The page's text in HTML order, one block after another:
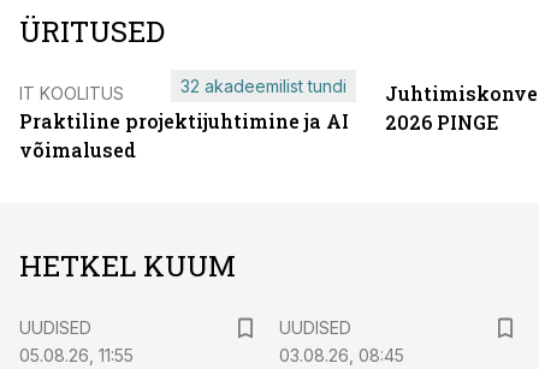
ÜRITUSED
IT KOOLITUS
Praktiline projektijuhtimine ja AI
võimalused
32 akadeemilist tundi
2026 PINGE
HETKEL KUUM
UUDISED
05.08.26, 11:55
UUDISED
03.08.26, 08:45